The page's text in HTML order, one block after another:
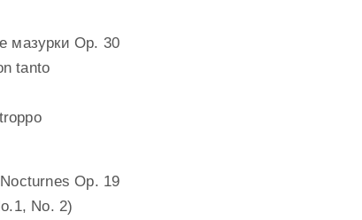
мазурки Op. 30
tanto
Op. 19
No. 2)